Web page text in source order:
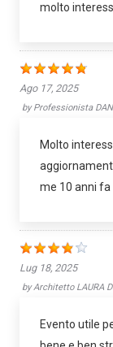
molto
Ago 17, 2025
byProfessionista
Molto
me 10 anni fa
Lug 18, 2025
byArchitetto LAURA
Evento utile